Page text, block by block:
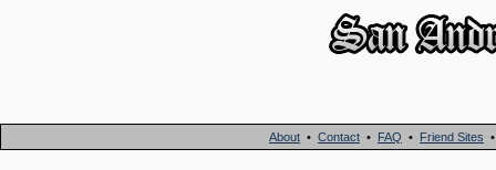
About • Contact • FAQ • Friend Sites